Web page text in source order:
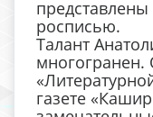
росписью.
Талант
газете